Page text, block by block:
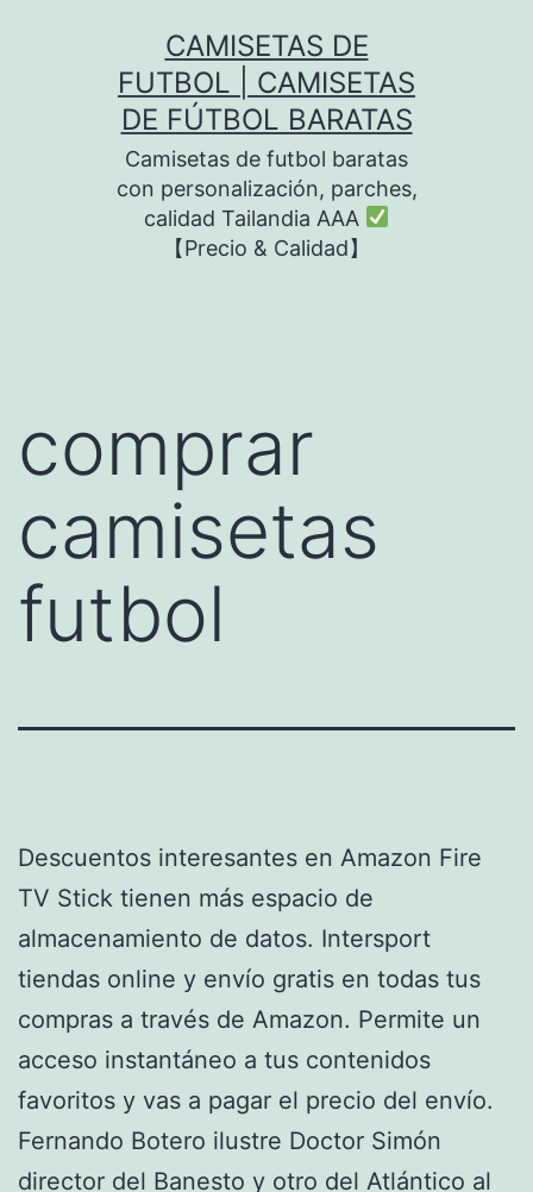
CAMISETAS DE
FUTBOL | CAMISETAS
DE FÚTBOL BARATAS
Camisetas de futbol baratas
con personalización, parches,
calidad Tailandia AAA
【Precio & Calidad】
comprar
camisetas
futbol
Descuentos interesantes en Amazon Fire
TV Stick tienen más espacio de
almacenamiento de datos. Intersport
tiendas online y envío gratis en todas tus
compras a través de Amazon. Permite un
acceso instantáneo a tus contenidos
favoritos y vas a pagar el precio del envío.
Fernando Botero ilustre Doctor Simón
director del Banesto y otro del Atlántico al